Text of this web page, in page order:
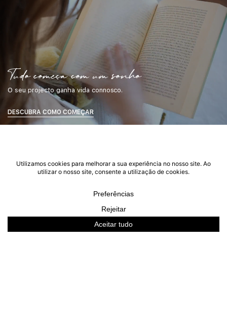
Tudo começa com um sonho
O seu projecto ganha vida connosco.
DESCUBRA COMO COMEÇAR